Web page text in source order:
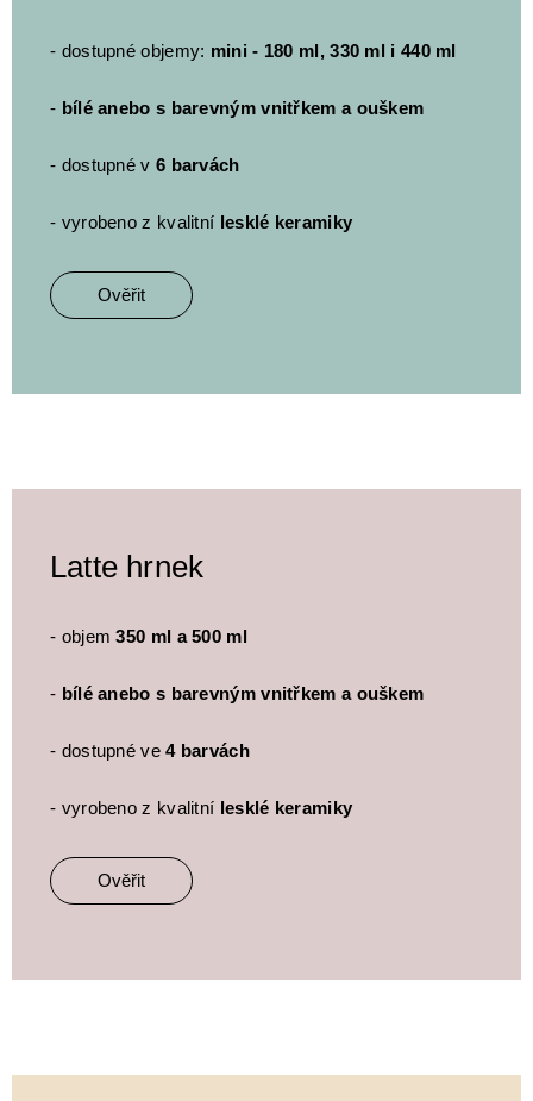
- dostupné objemy: mini - 180 ml, 330 ml i 440 ml
- bílé anebo s barevným vnitřkem a ouškem
- dostupné v 6 barvách
- vyrobeno z kvalitní lesklé keramiky
Ověřit
Latte hrnek
- objem350 ml a 500 ml
- bílé anebo s barevným vnitřkem a ouškem
- dostupné ve4 barvách
- vyrobeno z kvalitní lesklé keramiky
Ověřit